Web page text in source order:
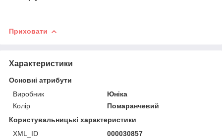
Приховати
Характеристики
Основні атрибути
Виробник
Юніка
Колір
Помаранчевий
Користувальницькі характеристики
XML_ID
000030857